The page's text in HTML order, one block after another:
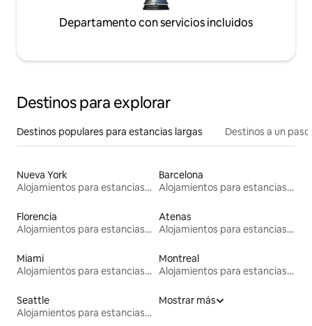
Departamento con servicios incluidos
Destinos para explorar
Destinos populares para estancias largas Destinos a un
Nueva York
Alojamientos para estancias largas
Barcelona
Alojamientos para estancias largas
Florencia
Alojamientos para estancias largas
Atenas
Alojamientos para estancias largas
Miami
Alojamientos para estancias largas
Montreal
Alojamientos para estancias largas
Seattle
Alojamientos para estancias largas
Mostrar más